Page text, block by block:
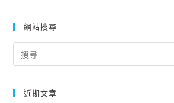
網站搜尋
for:
近期文章